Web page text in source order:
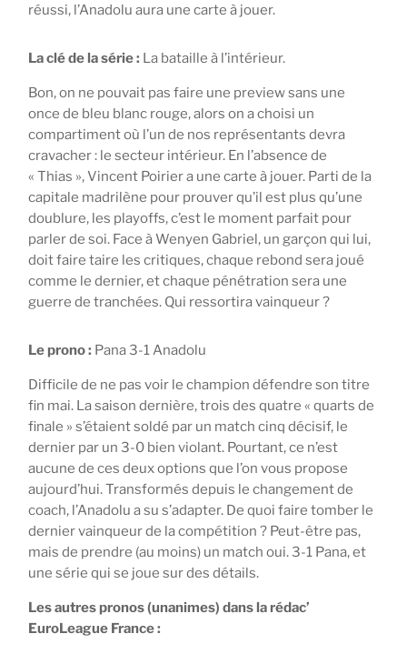
réussi, l’Anadolu aura une carte à jouer.
La clé de la série : La bataille à l’intérieur.
Bon, on ne pouvait pas faire une preview sans une
once de bleu blanc rouge, alors on a choisi un
compartiment où l’un de nos représentants devra
cravacher : le secteur intérieur. En l’absence de
« Thias », Vincent Poirier a une carte à jouer. Parti de la
capitale madrilène pour prouver qu’il est plus qu’une
doublure, les playoffs, c’est le moment parfait pour
parler de soi. Face à Wenyen Gabriel, un garçon qui lui,
doit faire taire les critiques, chaque rebond sera joué
comme le dernier, et chaque pénétration sera une
guerre de tranchées. Qui ressortira vainqueur ?
Le prono : Pana 3-1 Anadolu
Difficile de ne pas voir le champion défendre son titre
fin mai. La saison dernière, trois des quatre « quarts de
finale » s’étaient soldé par un match cinq décisif, le
dernier par un 3-0 bien violant. Pourtant, ce n’est
aucune de ces deux options que l’on vous propose
aujourd’hui. Transformés depuis le changement de
coach, l’Anadolu a su s’adapter. De quoi faire tomber le
dernier vainqueur de la compétition ? Peut-être pas,
mais de prendre (au moins) un match oui. 3-1 Pana, et
une série qui se joue sur des détails.
Les autres pronos (unanimes) dans la rédac’
EuroLeague France :